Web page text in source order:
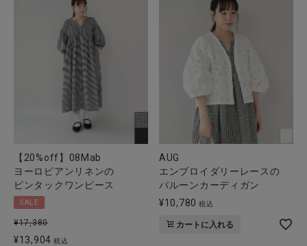
【20%off】08Mab
ヨーロピアンリネンの
ピンタックワンピース
SALE
¥17,380
¥13,904 税込
AUG
エンブロイダリーレースの
バルーンカーディガン
¥10,780 税込
カートに入れる